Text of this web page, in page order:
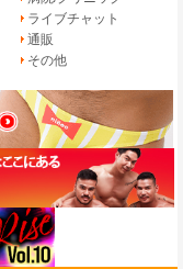
ライブチャット
通販
その他